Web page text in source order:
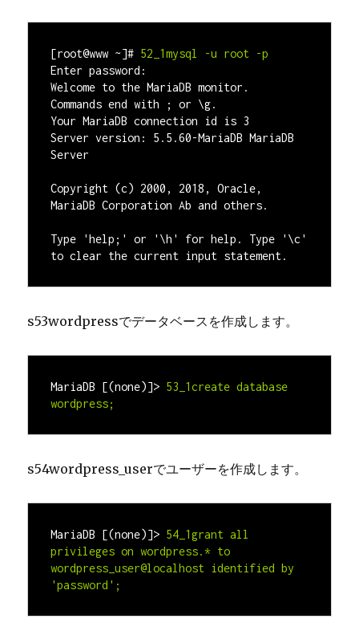
[root@www ~]# 52_1mysql -u root -p
Enter password:
Welcome to the MariaDB monitor.
Commands end with ; or \g.
Your MariaDB connection id is 3
Server version: 5.5.60-MariaDB MariaDB
Server
Copyright (c) 2000, 2018, Oracle,
MariaDB Corporation Ab and others.
Type 'help;' or '\h' for help. Type '\c'
to clear the current input statement.
s53wordpressでデータベースを作成します。
MariaDB [(none)]>
wordpress;
s54wordpress_userでユーザーを作成します。
MariaDB [(none)]> 54_1grant all
privileges on wordpress
wordpress_user@localhost identified by
'password ';